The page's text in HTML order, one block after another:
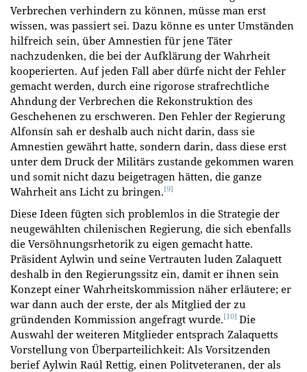
Verbrechen verhindern zu können, müsse man erst
wissen, was passiert sei. Dazu könne es unter Umständen
hilfreich sein, über Amnestien für jene Täter
nachzudenken, die bei der Aufklärung der Wahrheit
kooperierten. Auf jeden Fall aber dürfe nicht der Fehler
gemacht werden, durch eine rigorose strafrechtliche
Ahndung der Verbrechen die Rekonstruktion des
Geschehenen zu erschweren. Den Fehler der Regierung
Alfonsín sah er deshalb auch nicht darin, dass sie
Amnestien gewährt hatte, sondern darin, dass diese erst
unter dem Druck der Militärs zustande gekommen waren
und somit nicht dazu beigetragen hätten, die ganze
Wahrheit ans Licht zu bringen.[9]
Diese Ideen fügten sich problemlos in die Strategie der
neugewählten chilenischen Regierung, die sich ebenfalls
die Versöhnungsrhetorik zu eigen gemacht hatte.
Präsident Aylwin und seine Vertrauten luden Zalaquett
deshalb in den Regierungssitz ein, damit er ihnen sein
Konzept einer Wahrheitskommission näher erläutere; er
war dann auch der erste, der als Mitglied der zu
gründenden Kommission angefragt wurde.[10] Die
Auswahl der weiteren Mitglieder entsprach Zalaquetts
Vorstellung von Überparteilichkeit: Als Vorsitzenden
berief Aylwin Raúl Rettig, einen Politveteranen, der als